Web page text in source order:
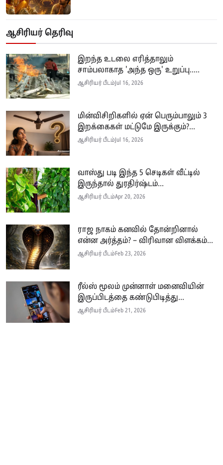
ஆசிரியர் தெரிவு
இறந்த உடலை எரித்தாலும்
சாம்பலாகாத 'அந்த ஒரு' உறுப்பு.....
ஆசிரியர் பீடம்Jul 16, 2026
மின்விசிறிகளில் ஏன் பெரும்பாலும் 3
இறக்கைகள் மட்டுமே இருக்கும்?...
ஆசிரியர் பீடம்Jul 16, 2026
வாஸ்து படி இந்த 5 செடிகள் வீட்டில்
இருந்தால் துரதிர்ஷ்டம்...
ஆசிரியர் பீடம்Apr 20, 2026
ராஜ நாகம் கனவில் தோன்றினால்
என்ன அர்த்தம்? – விரிவான விளக்கம்...
ஆசிரியர் பீடம்Feb 23, 2026
ரீல்ஸ் மூலம் முன்னாள் மனைவியின்
இருப்பிடத்தை கண்டுபிடித்து...
ஆசிரியர் பீடம்Feb 21, 2026